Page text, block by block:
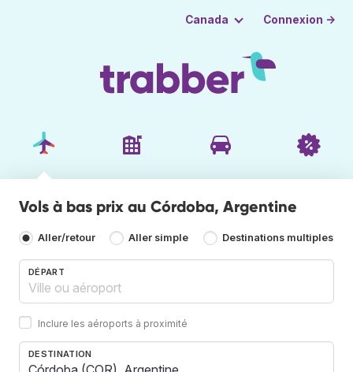
Canada Connexion →
Vols à bas prix au Córdoba, Argentine
Aller/retour Aller simple Destinations multiples
DÉPART
Inclure les aéroports à proximité
DESTINATION